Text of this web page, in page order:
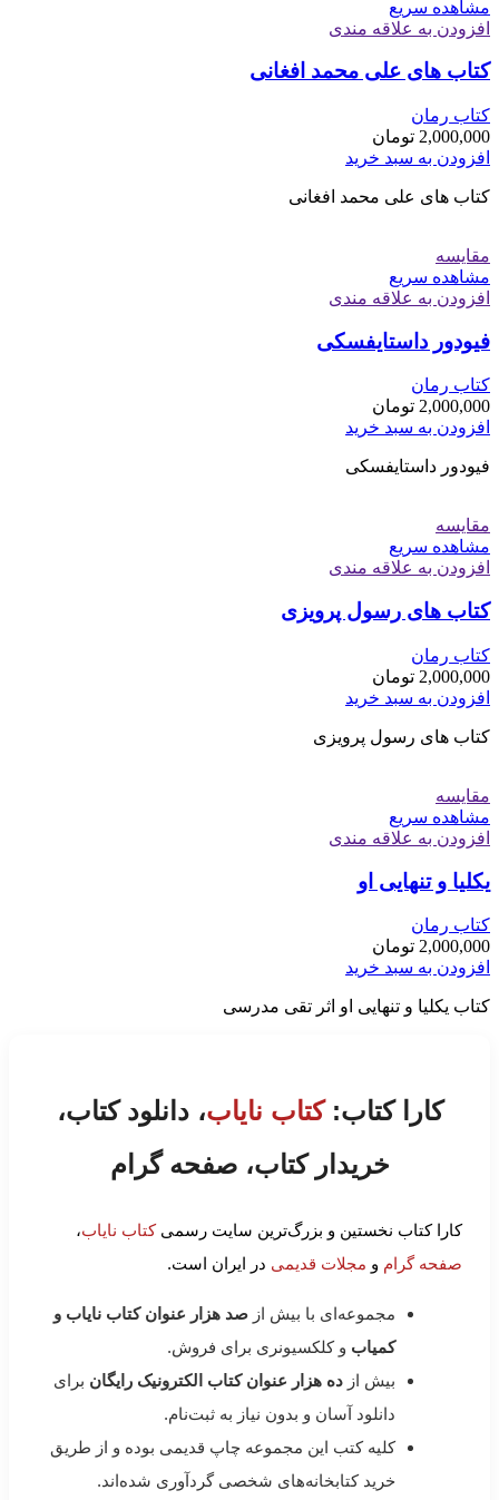
مشاهده سریع
افزودن به علاقه مندی
کتاب های علی محمد افغانی
کتاب رمان
2,000,000 تومان
افزودن به سبد خرید
کتاب های علی محمد افغانی
مقایسه
مشاهده سریع
افزودن به علاقه مندی
فیودور داستایفسکی
کتاب رمان
2,000,000 تومان
افزودن به سبد خرید
فیودور داستایفسکی
مقایسه
مشاهده سریع
افزودن به علاقه مندی
کتاب های رسول پرویزی
کتاب رمان
2,000,000 تومان
افزودن به سبد خرید
کتاب های رسول پرویزی
مقایسه
مشاهده سریع
افزودن به علاقه مندی
یکلیا و تنهایی او
کتاب رمان
2,000,000 تومان
افزودن به سبد خرید
کتاب یکلیا و تنهایی او اثر تقی مدرسی
کارا کتاب:کتاب نایاب، دانلود کتاب،
خریدار کتاب، صفحه گرام
کارا کتاب نخستین و بزرگ‌ترین سایت رسمیکتاب نایاب،
صفحه گرام و مجلات قدیمی در ایران است.
مجموعه‌ای با بیش از صد هزار عنوان کتاب نایاب و
کمیاب و کلکسیونری برای فروش.
بیش از ده هزار عنوان کتاب الکترونیک رایگان برای
دانلود آسان و بدون نیاز به ثبت‌نام.
کلیه کتب این مجموعه چاپ قدیمی بوده و از طریق
خرید کتابخانه‌های شخصی گردآوری شده‌اند.